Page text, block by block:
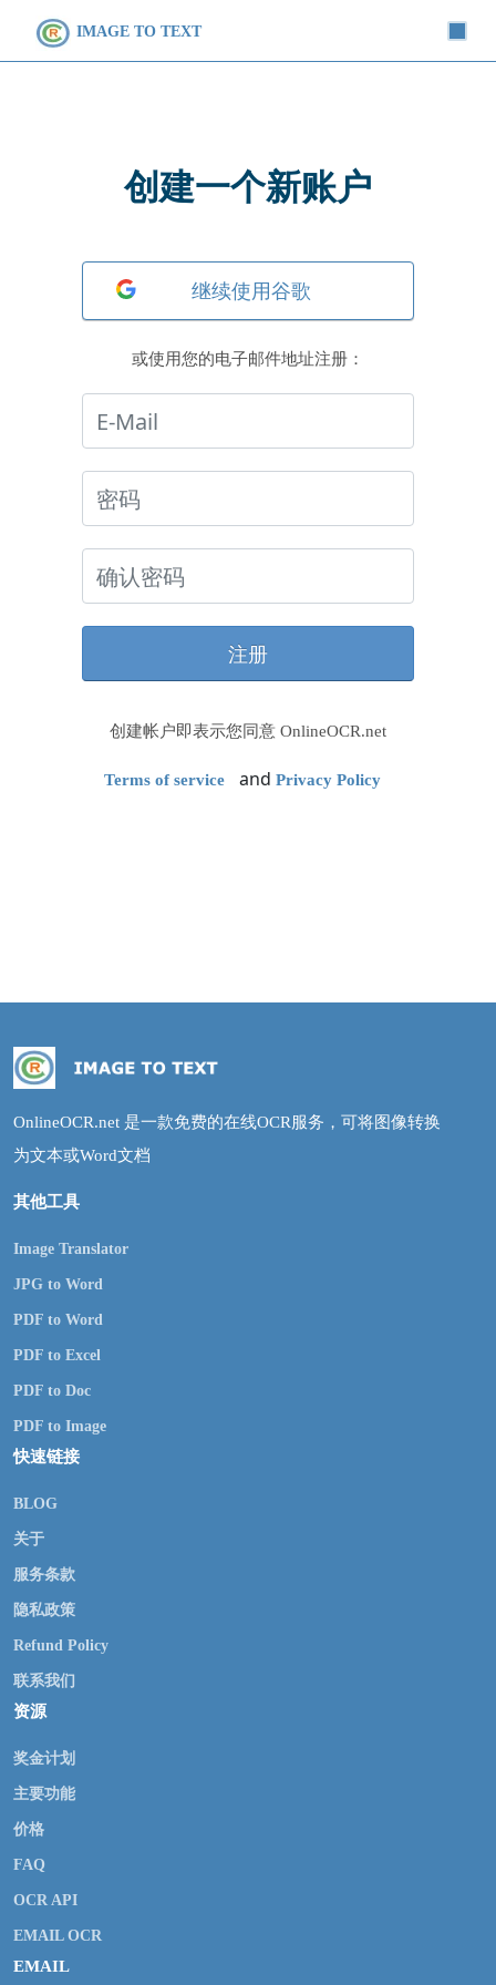
IMAGE TO TEXT
创建一个新账户
或使用您的电子邮件地址注册：
创建帐户即表示您同意 OnlineOCR.net
Terms of service andPrivacy Policy
OnlineOCR.net 是一款免费的在线OCR服务，可将图像转换
为文本或Word文档
其他工具
Image Translator
JPG to Word
PDF to Word
PDF to Excel
PDF to Doc
PDF to Image
快速链接
BLOG
关于
服务条款
隐私政策
Refund Policy
联系我们
资源
奖金计划
主要功能
价格
FAQ
OCR API
EMAIL OCR
EMAIL